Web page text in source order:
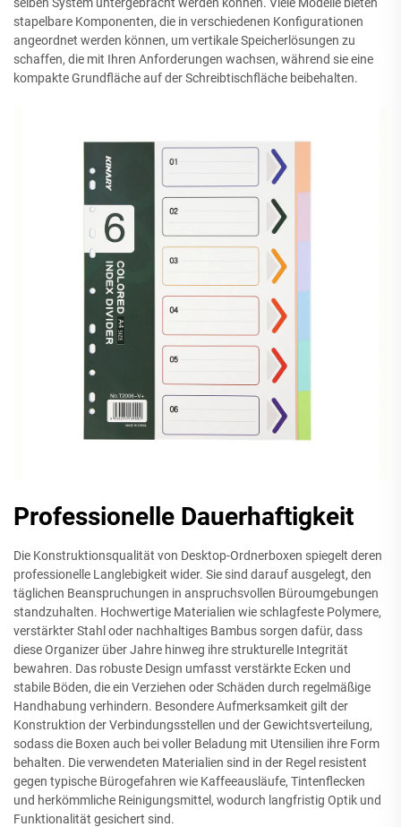
stapelbare Komponenten, die in verschiedenen Konfigurationen
angeordnet werden können, um vertikale Speicherlösungen zu
schaffen, die mit Ihren Anforderungen wachsen, während sie eine
kompakte Grundfläche auf der Schreibtischfläche beibehalten.
Professionelle Dauerhaftigkeit
Die Konstruktionsqualität von Desktop-Ordnerboxen spiegelt deren
professionelle Langlebigkeit wider. Sie sind darauf ausgelegt, den
täglichen Beanspruchungen in anspruchsvollen Büroumgebungen
standzuhalten. Hochwertige Materialien wie schlagfeste Polymere,
verstärkter Stahl oder nachhaltiges Bambus sorgen dafür, dass
diese Organizer über Jahre hinweg ihre strukturelle Integrität
bewahren. Das robuste Design umfasst verstärkte Ecken und
stabile Böden, die ein Verziehen oder Schäden durch regelmäßige
Handhabung verhindern. Besondere Aufmerksamkeit gilt der
Konstruktion der Verbindungsstellen und der Gewichtsverteilung,
sodass die Boxen auch bei voller Beladung mit Utensilien ihre Form
behalten. Die verwendeten Materialien sind in der Regel resistent
gegen typische Bürogefahren wie Kaffeeausläufe, Tintenflecken
und herkömmliche Reinigungsmittel, wodurch langfristig Optik und
Funktionalität gesichert sind.